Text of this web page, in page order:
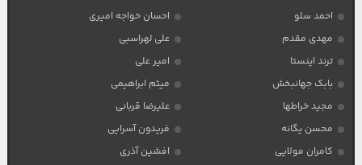
احمد سلو
احسان خواجه امیری
مهدی مقدم
علی لهراسبی
ترند اینستا
امیر علی
بابک جهانبخش
میثم ابراهیمی
مجید خراطها
علیرضا قربانی
محسن یگانه
فریدون آسرایی
کامران مولایی
افشین آذری